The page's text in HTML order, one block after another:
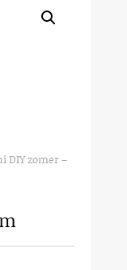
DIY zomer –